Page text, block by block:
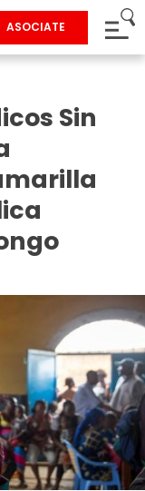
ASOCIATE
Sin